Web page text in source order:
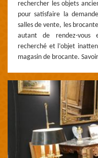
rechercher les objets
pour satisfaire la
salles de vente, les
autant de rendez-vous
recherché et l’objet
magasin de brocante.